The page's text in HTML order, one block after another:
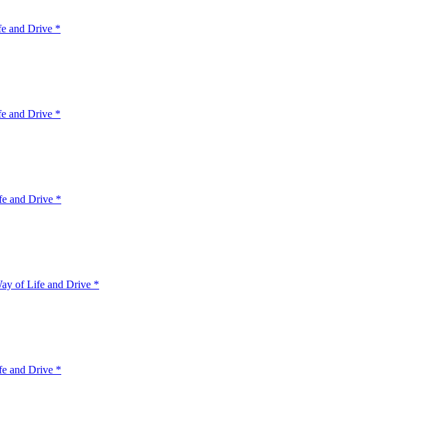
and Drive *
and Drive *
and Drive *
of Life and Drive *
and Drive *